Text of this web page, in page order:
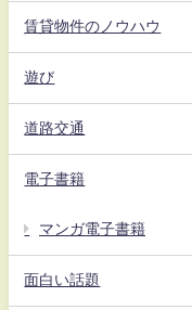
賃貸物件のノウハウ
遊び
道路交通
電子書籍
マンガ電子書籍
面白い話題